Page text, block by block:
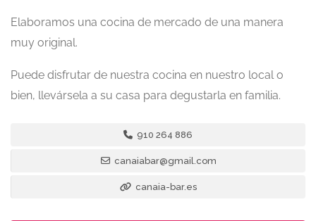
Elaboramos una cocina de mercado de una manera
muy original.
Puede disfrutar de nuestra cocina en nuestro local o
bien, llevársela a su casa para degustarla en familia.
910 264 886
canaiabar@gmail.com
canaia-bar.es